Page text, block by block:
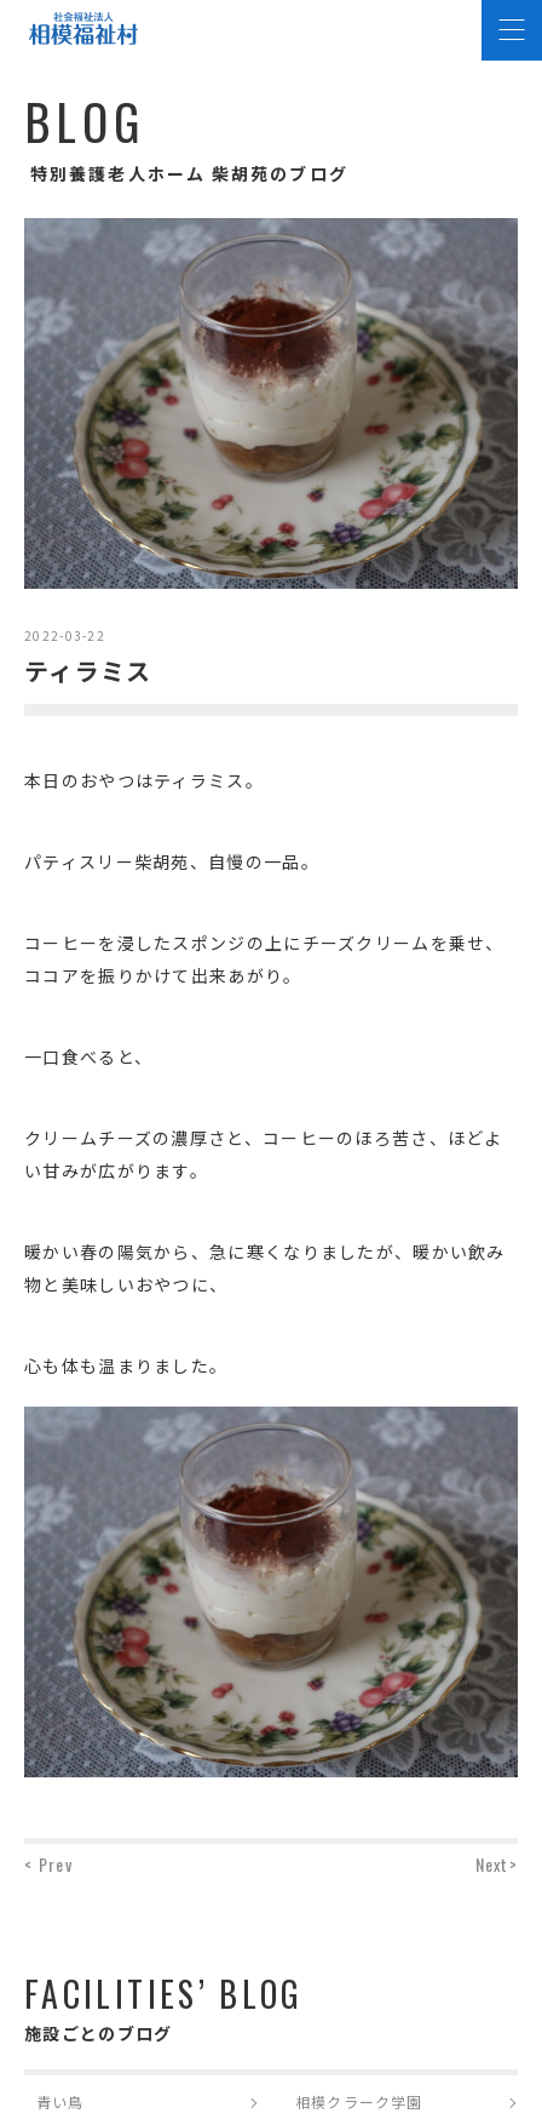
BLOG
特別養護老人ホーム 柴胡苑のブログ
FACILITIES’ BLOG
施設ごとのブログ
青い鳥 相模クラーク学園
2022-03-22
ティラミス
本日のおやつはティラミス。
パティスリー柴胡苑、自慢の一品。
コーヒーを浸したスポンジの上にチーズクリームを乗せ、
ココアを振りかけて出来あがり。
一口食べると、
クリームチーズの濃厚さと、コーヒーのほろ苦さ、ほどよ
い甘みが広がります。
暖かい春の陽気から、急に寒くなりましたが、暖かい飲み
物と美味しいおやつに、
心も体も温まりました。
< Prev Next>